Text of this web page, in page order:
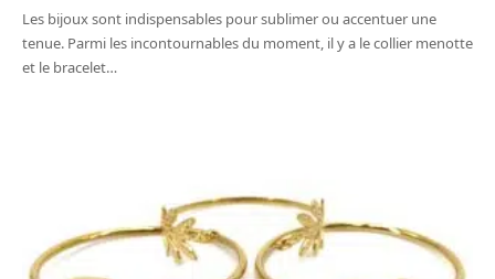
Les bijoux sont indispensables pour sublimer ou accentuer une
tenue. Parmi les incontournables du moment, il y a le collier menotte
et le bracelet…